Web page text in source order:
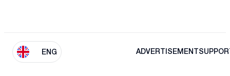
ENG ADVERTISEMENT